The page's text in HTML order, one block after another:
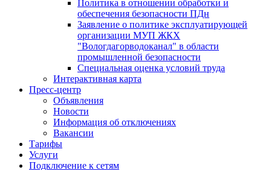
Политика в отношении обработки и
обеспечения безопасности ПДн
Заявление о политике эксплуатирующей
организации МУП ЖКХ
"Вологдагорводоканал" в области
промышленной безопасности
Специальная оценка условий труда
Интерактивная карта
Пресс-центр
Объявления
Новости
Информация об отключениях
Вакансии
Тарифы
Услуги
Подключение к сетям